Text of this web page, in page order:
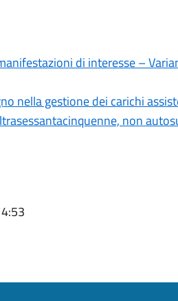
di interesse –
nella gestione dei carichi
non